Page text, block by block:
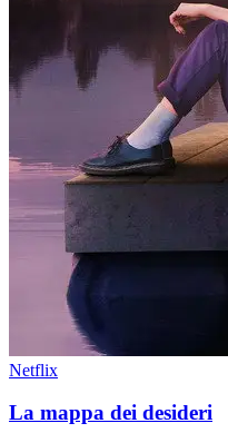
Netflix
La mappa dei desideri